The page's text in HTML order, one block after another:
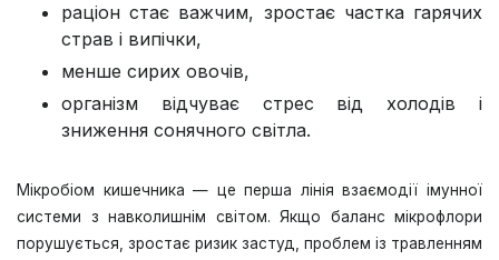
раціон стає важчим, зростає частка гарячих
страв і випічки,
менше сирих овочів,
організм відчуває стрес від холодів і
зниження сонячного світла.
Мікробіом кишечника — це перша лінія взаємодії імунної
системи з навколишнім світом. Якщо баланс мікрофлори
порушується, зростає ризик застуд, проблем із травленням